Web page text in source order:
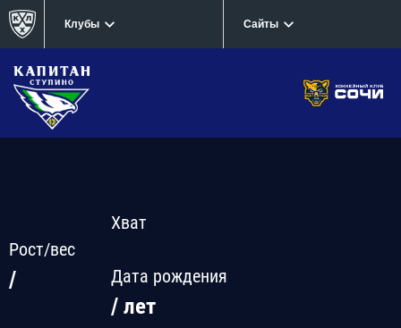
Клубы Сайты
Рост/вес
/
Хват
Дата рождения
/ лет